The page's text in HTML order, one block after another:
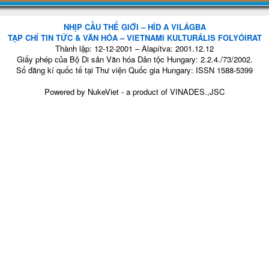
NHỊP CẦU THẾ GIỚI – HÍD A VILÁGBA
TẠP CHÍ TIN TỨC & VĂN HÓA – VIETNAMI KULTURÁLIS FOLYÓIRAT
Thành lập: 12-12-2001 – Alapítva: 2001.12.12
Giấy phép của Bộ Di sản Văn hóa Dân tộc Hungary: 2.2.4./73/2002.
Số đăng kí quốc tế tại Thư viện Quốc gia Hungary: ISSN 1588-5399
Powered by NukeViet - a product of VINADES.,JSC